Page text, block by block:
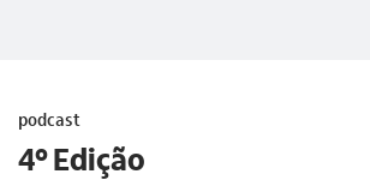
podcast
4º Edição